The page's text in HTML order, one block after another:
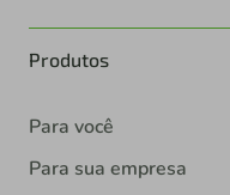
Produtos
Para você
Para sua empresa